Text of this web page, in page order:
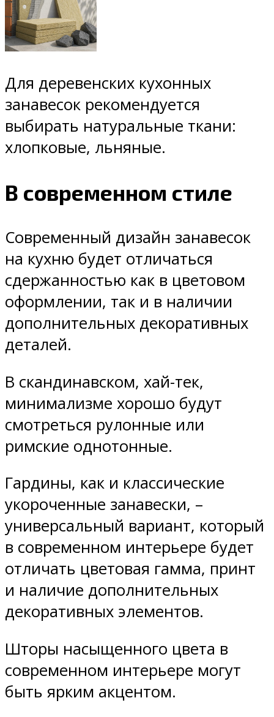
Для деревенских кухонных
занавесок рекомендуется
выбирать натуральные ткани:
хлопковые, льняные.
В современном стиле
Современный дизайн занавесок
на кухню будет отличаться
сдержанностью как в цветовом
оформлении, так и в наличии
дополнительных декоративных
деталей.
В скандинавском, хай-тек,
минимализме хорошо будут
смотреться рулонные или
римские однотонные.
Гардины, как и классические
укороченные занавески, –
универсальный вариант, который
в современном интерьере будет
отличать цветовая гамма, принт
и наличие дополнительных
декоративных элементов.
Шторы насыщенного цвета в
современном интерьере могут
быть ярким акцентом.